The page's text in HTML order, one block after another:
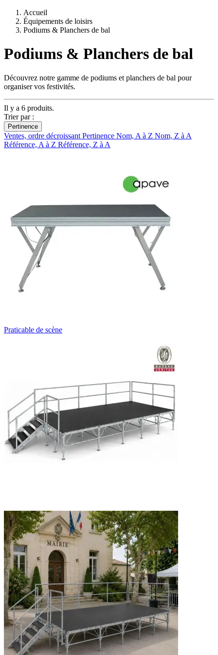
Accueil
Équipements de loisirs
Podiums & Planchers de bal
Podiums & Planchers de bal
Découvrez notre gamme de podiums et planchers de bal pour
organiser vos festivités.
Il y a 6 produits.
Trier par :
Pertinence
Ventes, ordre décroissant Pertinence Nom, A à Z Nom, Z à A
Référence, A à Z Référence, Z à A
Praticable de scène